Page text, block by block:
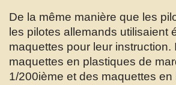
De la même manière que les
les pilotes allemands utilisaient
maquettes pour leur instruction.
maquettes en plastiques de
1/200ième et des maquettes en